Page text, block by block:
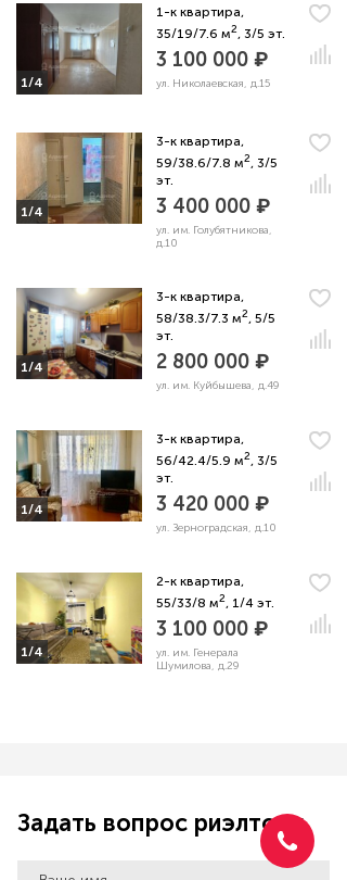
1/4
1-к квартира,
35/19/7.6 м2, 3/5 эт.
3 100 000 ₽
ул. Николаевская, д.15
1/4
3-к квартира,
59/38.6/7.8 м2, 3/5
эт.
3 400 000 ₽
ул. им. Голубятникова,
д.10
1/4
3-к квартира,
58/38.3/7.3 м2, 5/5
эт.
2 800 000 ₽
ул. им. Куйбышева, д.49
1/4
3-к квартира,
56/42.4/5.9 м2, 3/5
эт.
3 420 000 ₽
ул. Зерноградская, д.10
1/4
2-к квартира,
55/33/8 м2, 1/4 эт.
3 100 000 ₽
ул. им. Генерала
Шумилова, д.29
Задать вопрос риэлтору